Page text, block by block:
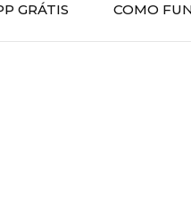
GRÁTIS COMO